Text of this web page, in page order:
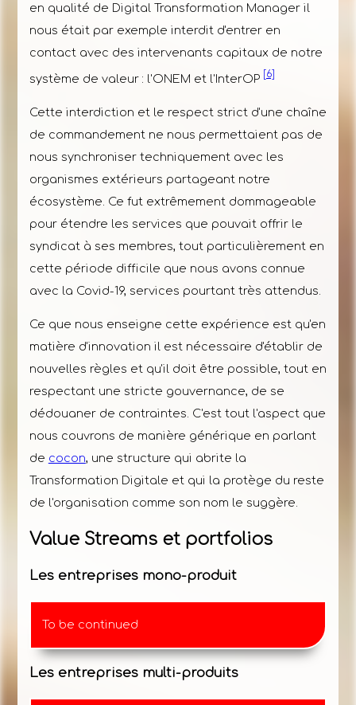
en qualité de Digital Transformation Manager il
nous était par exemple interdit d'entrer en
contact avec des intervenants capitaux de notre
système de valeur : l'ONEM et l'InterOP [6]
Cette interdiction et le respect strict d'une chaîne
de commandement ne nous permettaient pas de
nous synchroniser techniquement avec les
organismes extérieurs partageant notre
écosystème. Ce fut extrêmement dommageable
pour étendre les services que pouvait offrir le
syndicat à ses membres, tout particulièrement en
cette période difficile que nous avons connue
avec la Covid-19, services pourtant très attendus.
Ce que nous enseigne cette expérience est qu'en
matière d'innovation il est nécessaire d'établir de
nouvelles règles et qu'il doit être possible, tout en
respectant une stricte gouvernance, de se
dédouaner de contraintes. C'est tout l'aspect que
nous couvrons de manière générique en parlant
de cocon, une structure qui abrite la
Transformation Digitale et qui la protège du reste
de l'organisation comme son nom le suggère.
Value Streams et portfolios
Les entreprises mono-produit
To be continued
Les entreprises multi-produits